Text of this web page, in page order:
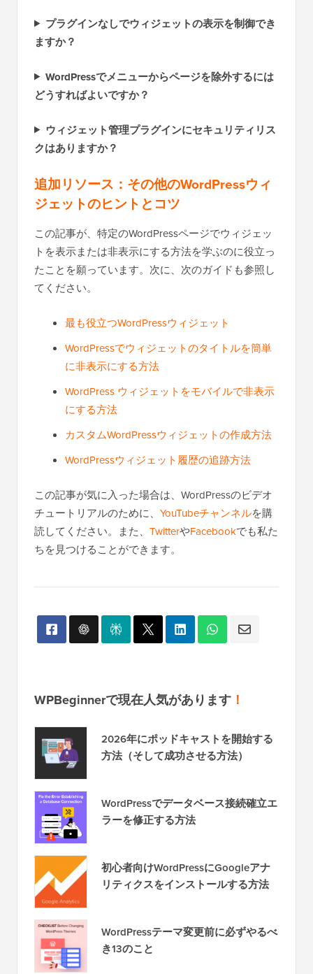
プラグインなしでウィジェットの表示を制御でき
ますか？
WordPressでメニューからページを除外するには
どうすればよいですか？
ウィジェット管理プラグインにセキュリティリス
クはありますか？
追加リソース：その他のWordPressウィ
ジェットのヒントとコツ
この記事が、特定のWordPressページでウィジェッ
トを表示または非表示にする方法を学ぶのに役立っ
たことを願っています。次に、次のガイドも参照し
てください。
最も役立つWordPressウィジェット
WordPressでウィジェットのタイトルを簡単
に非表示にする方法
WordPress ウィジェットをモバイルで非表示
にする方法
カスタムWordPressウィジェットの作成方法
WordPressウィジェット履歴の追跡方法
この記事が気に入った場合は、WordPressのビデオ
チュートリアルのために、 YouTubeチャンネルを購
読してください。また、 TwitterやFacebookでも私た
ちを見つけることができます。
WPBeginnerで現在人気があります ！
2026年にポッドキャストを開始する
方法（そして成功させる方法）
WordPressでデータベース接続確立エ
ラーを修正する方法
初心者向けWordPressにGoogleアナ
リティクスをインストールする方法
WordPressテーマ変更前に必ずやるべ
き13のこと